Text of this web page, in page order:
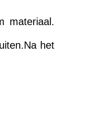
materiaal.
het